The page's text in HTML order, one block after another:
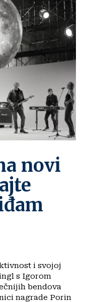
novi
i svojoj
s Igorom
bendova
nagrade Porin